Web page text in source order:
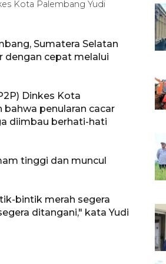
Kota Palembang Yudi
Sumatera Selatan
dengan cepat melalui
Dinkes Kota
penularan cacar
diimbau berhati-hati
tinggi dan muncul
bintik merah segera
ditangani," kata Yudi